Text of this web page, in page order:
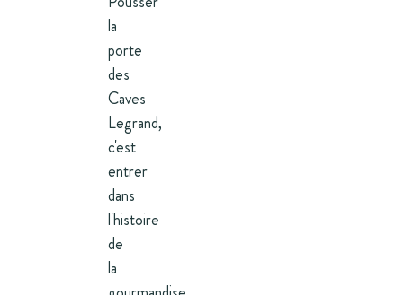
la
porte
des
Caves
Legrand,
c'est
entrer
dans
l'histoire
de
la